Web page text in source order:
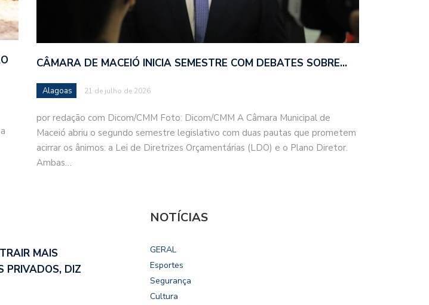
CÂMARA DE MACEIÓ INICIA SEMESTRE COM DEBATES SOBRE…
Alagoas 21 de julho de 2026
por redação com Dicom/CMM Foto: Dicom/CMM A Câmara Municipal de
Maceió abriu o segundo semestre legislativo com duas pautas que prometem
acirrar os ânimos: a Lei de Diretrizes Orçamentárias (LDO) e o Plano Diretor.
Ambas…
MAIS
PRIVADOS, DIZ
NOTÍCIAS
GERAL
Esportes
Segurança
Cultura